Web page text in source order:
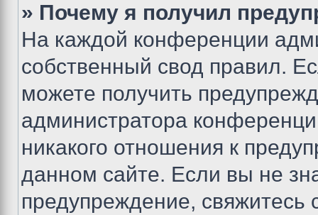
» Почему я получил
На каждой конференции
собственный свод правил.
можете получить
администратора
никакого отношения к
данном сайте. Если вы не
предупреждение,